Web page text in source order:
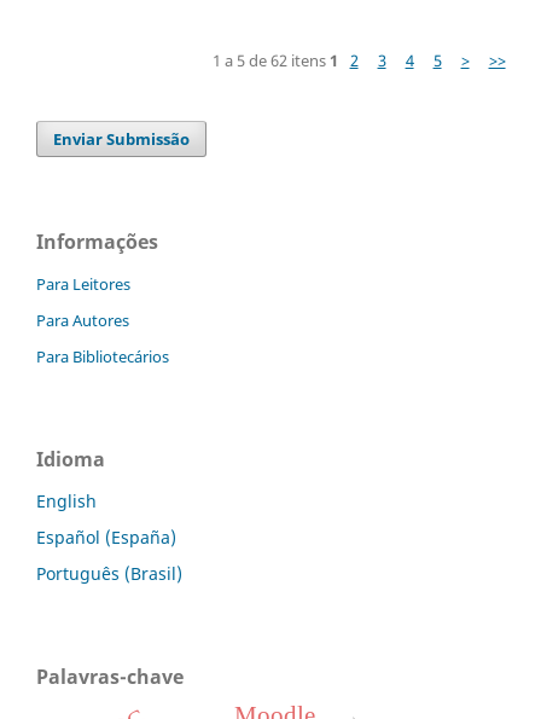
1 a 5 de 62 itens 1 2 3 4 5 > >>
Enviar Submissão
Informações
Para Leitores
Para Autores
Para Bibliotecários
Idioma
English
Español (España)
Português (Brasil)
Palavras-chave